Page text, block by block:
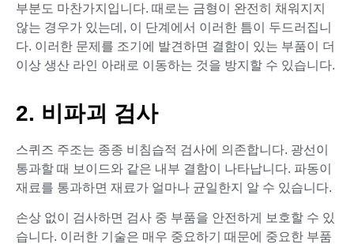
부분도 마찬가지입니다. 때로는 금형이 완전히 채워지지
않는 경우가 있는데, 이 단계에서 이러한 틈이 두드러집니
다. 이러한 문제를 조기에 발견하면 결함이 있는 부품이 더
이상 생산 라인 아래로 이동하는 것을 방지할 수 있습니다.
2. 비파괴 검사
스퀴즈 주조는 종종 비침습적 검사에 의존합니다. 광선이
통과할 때 보이드와 같은 내부 결함이 나타납니다. 파동이
재료를 통과하면 재료가 얼마나 균일한지 알 수 있습니다.
손상 없이 검사하면 검사 중 부품을 안전하게 보호할 수 있
습니다. 이러한 기술은 매우 중요하기 때문에 중요한 부품